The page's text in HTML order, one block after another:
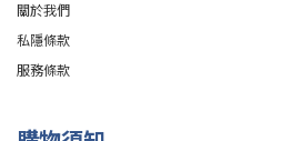
關於我們
私隱條款
服務條款